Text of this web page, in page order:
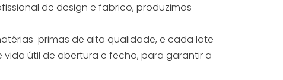
de design e fabrico, produzimos
primas de alta qualidade, e cada lote
útil de abertura e fecho, para garantir a